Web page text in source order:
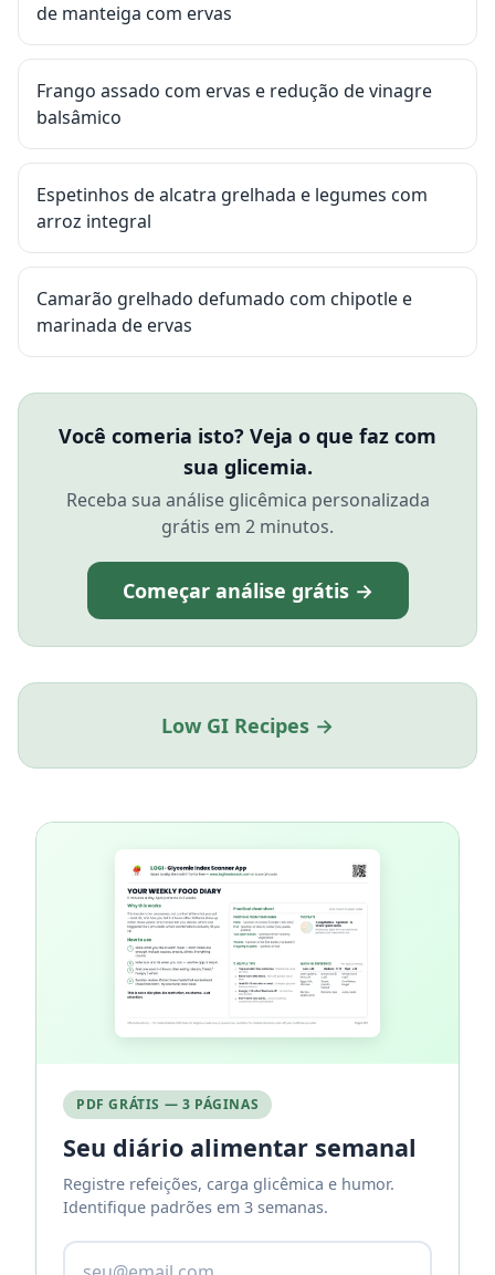
de manteiga com ervas
Frango assado com ervas e redução de vinagre
balsâmico
Espetinhos de alcatra grelhada e legumes com
arroz integral
Camarão grelhado defumado com chipotle e
marinada de ervas
Você comeria isto? Veja o que faz com
sua glicemia.
Receba sua análise glicêmica personalizada
grátis em 2 minutos.
Começar análise grátis →
Low GI Recipes →
PDF GRÁTIS — 3 PÁGINAS
Seu diário alimentar semanal
Registre refeições, carga glicêmica e humor.
Identifique padrões em 3 semanas.